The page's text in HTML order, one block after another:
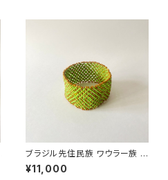
ブラジル先住民族 ワウラー族 ビ
ーズブレスレット 3.5cm幅 内周
18cm
¥11,000